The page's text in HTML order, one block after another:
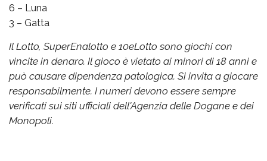
6 – Luna
3 – Gatta
Il Lotto, SuperEnalotto e 10eLotto sono giochi con
vincite in denaro. Il gioco è vietato ai minori di 18 anni e
può causare dipendenza patologica. Si invita a giocare
responsabilmente. I numeri devono essere sempre
verificati sui siti ufficiali dell'Agenzia delle Dogane e dei
Monopoli.